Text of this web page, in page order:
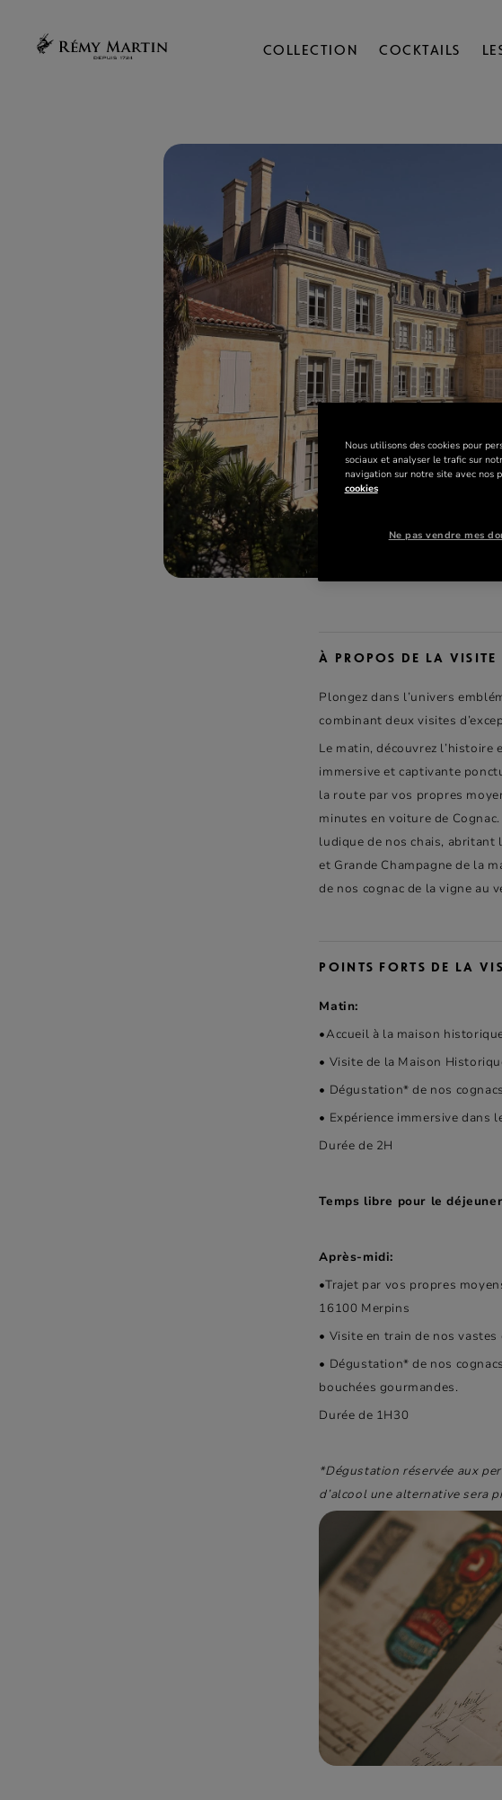
COLLECTION COCKTAILS
À PROPOS DE LA VISITE
Plongez dans l’univers
combinant deux visites
Le matin, découvrez
immersive et captivante
la route par vos propres
minutes en voiture de
ludique de nos chais, abritant
et Grande Champagne de la
de nos cognac de la vigne au
POINTS FORTS DE LA
Matin:
•Accueil à la maison
• Visite de la Maison
• Dégustation* de nos
• Expérience immersive dans
Durée de 2H
Temps libre pour le déjeuner
Après-midi:
•Trajet par vos propres
16100 Merpins
• Visite en train de nos vastes
• Dégustation* de nos
bouchées gourmandes.
Durée de 1H30
*Dégustation réservée aux
d’alcool une alternative sera
Nous utilisons des cookies pour
sociaux et analyser le trafic sur
navigation sur notre site avec nos
cookies
Ne pas vendre mes